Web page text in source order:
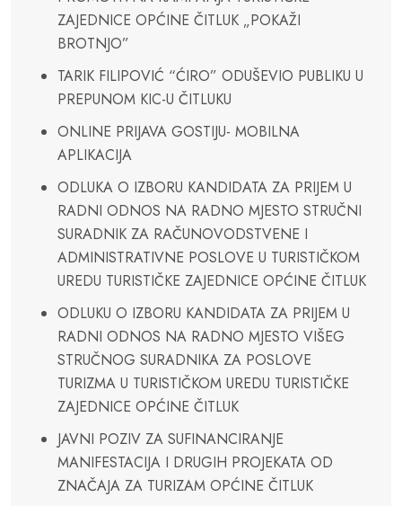
ZAJEDNICE OPĆINE ČITLUK „POKAŽI
BROTNJO”
TARIK FILIPOVIĆ “ĆIRO” ODUŠEVIO PUBLIKU U
PREPUNOM KIC-U ČITLUKU
ONLINE PRIJAVA GOSTIJU- MOBILNA
APLIKACIJA
ODLUKA O IZBORU KANDIDATA ZA PRIJEM U
RADNI ODNOS NA RADNO MJESTO STRUČNI
SURADNIK ZA RAČUNOVODSTVENE I
ADMINISTRATIVNE POSLOVE U TURISTIČKOM
UREDU TURISTIČKE ZAJEDNICE OPĆINE ČITLUK
ODLUKU O IZBORU KANDIDATA ZA PRIJEM U
RADNI ODNOS NA RADNO MJESTO VIŠEG
STRUČNOG SURADNIKA ZA POSLOVE
TURIZMA U TURISTIČKOM UREDU TURISTIČKE
ZAJEDNICE OPĆINE ČITLUK
JAVNI POZIV ZA SUFINANCIRANJE
MANIFESTACIJA I DRUGIH PROJEKATA OD
ZNAČAJA ZA TURIZAM OPĆINE ČITLUK